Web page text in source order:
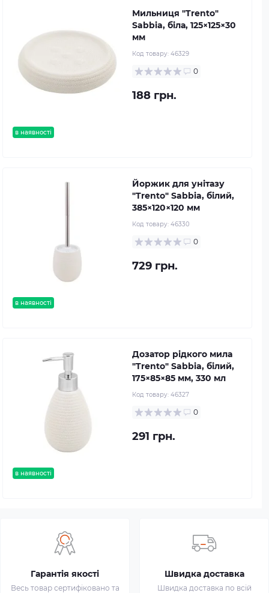
в наявності
Мильниця "Trento"
Sabbia, біла, 125×125×30
мм
Код товару: 46329
0
188 грн.
в наявності
Йоржик для унітазу
"Trento" Sabbia, білий,
385×120×120 мм
Код товару: 46330
0
729 грн.
в наявності
Дозатор рідкого мила
"Trento" Sabbia, білий,
175×85×85 мм, 330 мл
Код товару: 46327
0
291 грн.
Гарантія якості
Весь товар сертифіковано та
Швидка доставка
Швидка доставка по всій